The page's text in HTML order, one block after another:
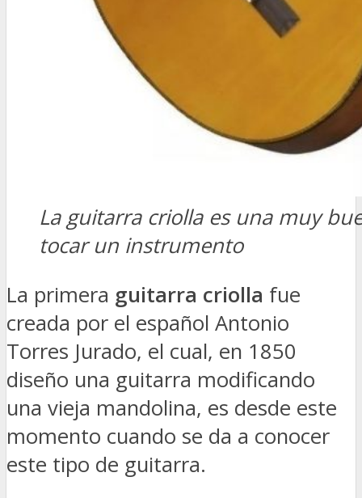
La guitarra criolla es una muy
tocar un instrumento
La primera guitarra criolla fue
creada por el español Antonio
Torres Jurado, el cual, en 1850
diseño una guitarra modificando
una vieja mandolina, es desde este
momento cuando se da a conocer
este tipo de guitarra.